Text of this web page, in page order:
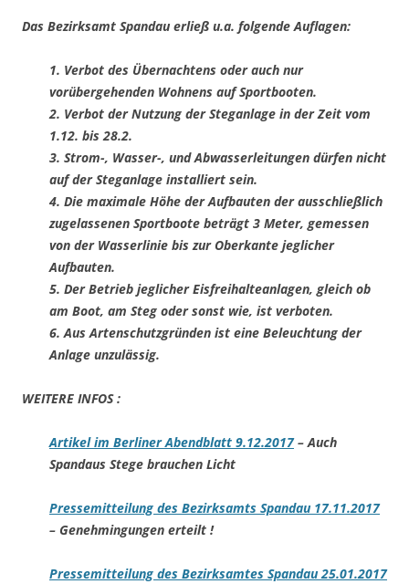
Das Bezirksamt Spandau erließ u.a. folgende Auflagen:
1. Verbot des Übernachtens oder auch nur
vorübergehenden Wohnens auf Sportbooten.
2. Verbot der Nutzung der Steganlage in der Zeit vom
1.12. bis 28.2.
3. Strom-, Wasser-, und Abwasserleitungen dürfen nicht
auf der Steganlage installiert sein.
4. Die maximale Höhe der Aufbauten der ausschließlich
zugelassenen Sportboote beträgt 3 Meter, gemessen
von der Wasserlinie bis zur Oberkante jeglicher
Aufbauten.
5. Der Betrieb jeglicher Eisfreihalteanlagen, gleich ob
am Boot, am Steg oder sonst wie, ist verboten.
6. Aus Artenschutzgründen ist eine Beleuchtung der
Anlage unzulässig.
WEITERE INFOS :
Artikel im Berliner Abendblatt 9.12.2017– Auch
Spandaus Stege brauchen Licht
Pressemitteilung des Bezirksamts Spandau 17.11.2017
– Genehmingungen erteilt !
Pressemitteilung des Bezirksamtes Spandau 25.01.2017